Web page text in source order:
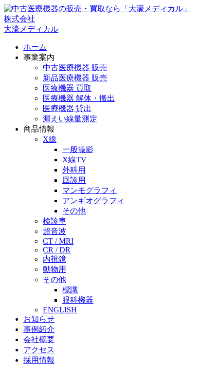
株式会社
大濠メディカル
ホーム
事業案内
中古医療機器 販売
新品医療機器 販売
医療機器 買取
医療機器 解体・搬出
医療機器 貸出
漏えい線量測定
商品情報
X線
一般撮影
X線TV
外科用
回診用
マンモグラフィ
アンギオグラフィ
その他
検診車
超音波
CT / MRI
CR / DR
内視鏡
動物用
その他
標識
眼科機器
ENGLISH
お知らせ
事例紹介
会社概要
アクセス
採用情報